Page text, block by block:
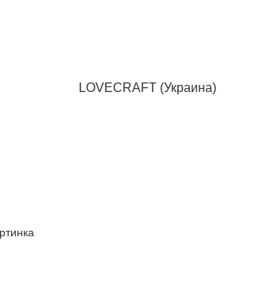
LOVECRAFT (Украина)